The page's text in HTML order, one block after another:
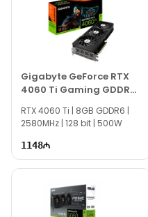
İstər qrafik kartları,
məhsullarla bağlı
bizə ünvanlaya bilərsiniz.
Seçim etməkdə
mütəxəssislərimiz hər
xidmətinizdədir.
Gigabyte GeForce RTX
4060 Ti Gaming GDDR6
RTX 4060 Ti | 8GB GDDR6 |
2580MHz | 128 bit | 500W
1148